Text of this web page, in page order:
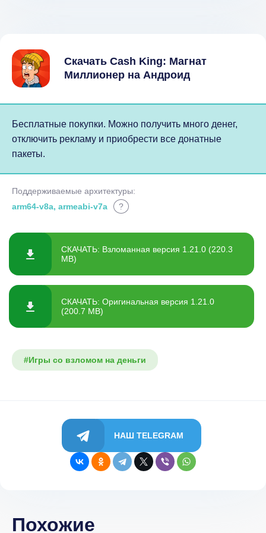
Скачать Cash King: Магнат
Миллионер на Андроид
Бесплатные покупки. Можно получить много денег,
отключить рекламу и приобрести все донатные
пакеты.
Поддерживаемые архитектуры:
arm64-v8a, armeabi-v7a
?
СКАЧАТЬ: Взломанная версия 1.21.0 (220.3
MB)
СКАЧАТЬ: Оригинальная версия 1.21.0
(200.7 MB)
#Игры со взломом на деньги
НАШ TELEGRAM
Похожие